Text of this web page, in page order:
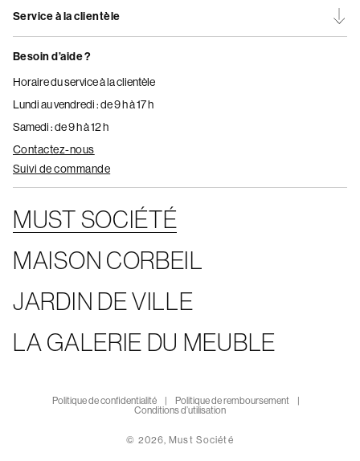
Service à la clientèle
Besoin d’aide ?
Horaire du service à la clientèle
Lundi au vendredi : de 9 h à 17 h
Samedi : de 9 h à 12 h
Contactez-nous
Suivi de commande
MUST SOCIÉTÉ
MAISON CORBEIL
JARDIN DE VILLE
LA GALERIE DU MEUBLE
Politique de confidentialité
Politique de remboursement
Conditions d’utilisation
© 2026,Must Société